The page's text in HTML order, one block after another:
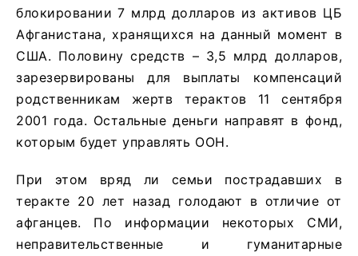
блокировании 7 млрд долларов из активов ЦБ
Афганистана, хранящихся на данный момент в
США. Половину средств – 3,5 млрд долларов,
зарезервированы для выплаты компенсаций
родственникам жертв терактов 11 сентября
2001 года. Остальные деньги направят в фонд,
которым будет управлять ООН.
При этом вряд ли семьи пострадавших в
теракте 20 лет назад голодают в отличие от
афганцев. По информации некоторых СМИ,
неправительственные и гуманитарные